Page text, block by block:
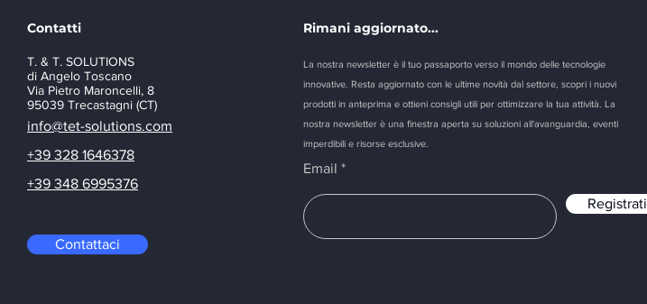
Contatti
T. & T. SOLUTIONS
di Angelo Toscano
Via Pietro Maroncelli, 8
95039 Trecastagni (CT)
info@tet-solutions.com
+39 328 1646378
+39 348 6995376
Contattaci
Rimani aggiornato...
La nostra newsletter è il tuo passaporto verso il mondo delle tecnologie
innovative. Resta aggiornato con le ultime novità dal settore, scopri i nuovi
prodotti in anteprima e ottieni consigli utili per ottimizzare la tua attività. La
nostra newsletter è una finestra aperta su soluzioni all'avanguardia, eventi
imperdibili e risorse esclusive.
Email
Registrati